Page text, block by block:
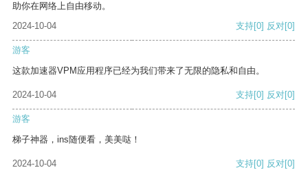
助你在网络上自由移动。
2024-10-04
支持[0] 反对[0]
游客
这款加速器VPM应用程序已经为我们带来了无限的隐私和自由。
2024-10-04 支持[0] 反对[0]
游客
梯子神器，ins随便看，美美哒！
2024-10-04 支持[0] 反对[0]